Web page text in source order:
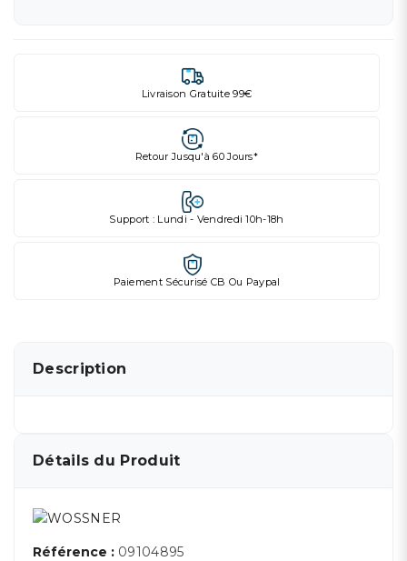
Livraison Gratuite 99€
Retour Jusqu'à 60 Jours*
Support : Lundi - Vendredi 10h-18h
Paiement Sécurisé CB Ou Paypal
Description
Détails du Produit
Référence : 09104895